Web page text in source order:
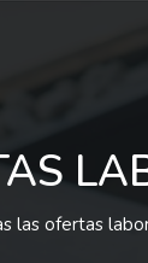
las ofertas